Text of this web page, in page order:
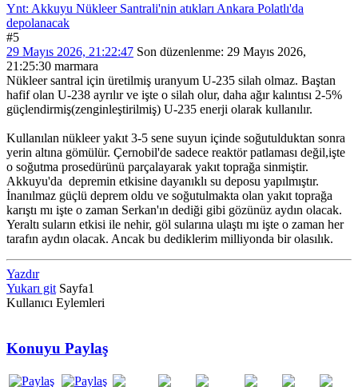
Ynt: Akkuyu Nükleer Santrali'nin atıkları Ankara Polatlı'da
depolanacak
#5
29 Mayıs 2026, 21:22:47 Son düzenlenme: 29 Mayıs 2026,
21:25:30 marmara
Nükleer santral için üretilmiş uranyum U-235 silah olmaz. Baştan
hafif olan U-238 ayrılır ve işte o silah olur, daha ağır kalıntısı 2-5%
güçlendirmiş(zenginleştirilmiş) U-235 enerji olarak kullanılır.
Kullanılan nükleer yakıt 3-5 sene suyun içinde soğutulduktan sonra
yerin altına gömülür. Çernobil'de sadece reaktör patlaması değil,işte
o soğutma prosedürünü parçalayarak yakıt toprağa sinmiştir.
Akkuyu'da depremin etkisine dayanıklı su deposu yapılmıştır.
İnanılmaz güçlü deprem oldu ve soğutulmakta olan yakıt toprağa
karıştı mı işte o zaman Serkan'ın dediği gibi gözünüz aydın olacak.
Yeraltı suların etkisi ile nehir, göl sularına ulaştı mı işte o zaman her
tarafın aydın olacak. Ancak bu dediklerim milliyonda bir olasılık.
Yazdır
Yukarı git Sayfa1
Kullanıcı Eylemleri
Konuyu Paylaş